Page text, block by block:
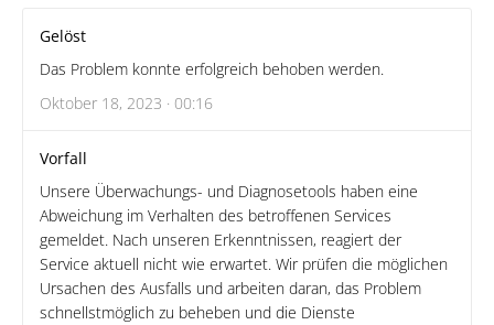
Gelöst
Das Problem konnte erfolgreich behoben werden.
Oktober 18, 2023 · 00:16
Vorfall
Unsere Überwachungs- und Diagnosetools haben eine
Abweichung im Verhalten des betroffenen Services
gemeldet. Nach unseren Erkenntnissen, reagiert der
Service aktuell nicht wie erwartet. Wir prüfen die möglichen
Ursachen des Ausfalls und arbeiten daran, das Problem
schnellstmöglich zu beheben und die Dienste